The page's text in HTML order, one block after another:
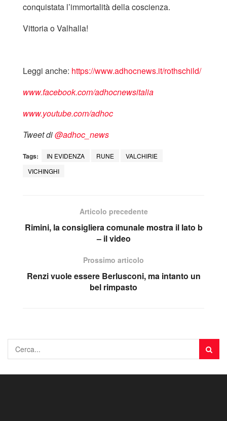
conquistata l’immortalità della coscienza.
Vittoria o Valhalla!
Leggi anche: https://www.adhocnews.it/rothschild/
www.facebook.com/adhocnewsitalia
www.youtube.com/adhoc
Tweet di‎@adhoc_news
Tags: IN EVIDENZA RUNE
VALCHIRIE
VICHINGHI
Articolo precedente
Rimini, la consigliera comunale mostra il lato b
– il video
Prossimo articolo
Renzi vuole essere Berlusconi, ma intanto un
bel rimpasto